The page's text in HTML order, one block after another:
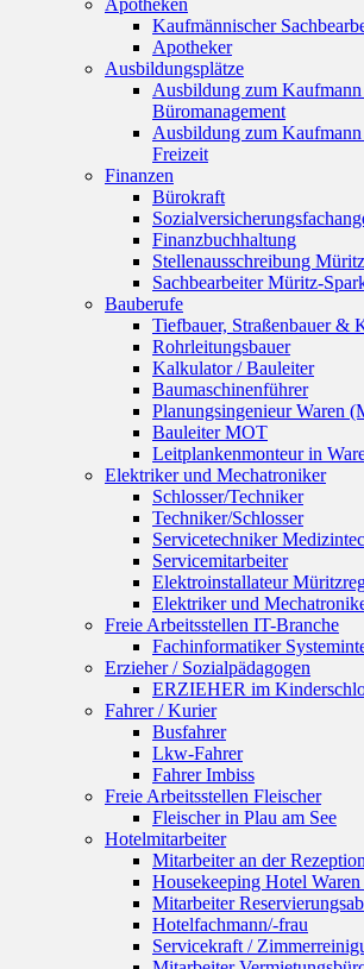
Apotheken
Kaufmännischer
Apotheker
Ausbildungsplätze
Ausbildung zum
Büromanagement
Ausbildung zum
Freizeit
Finanzen
Bürokraft
Finanzbuchhaltung
Stellenausschreibung
Sachbearbeiter Müritz-
Bauberufe
Tiefbauer, Straßenbauer &
Rohrleitungsbauer
Kalkulator / Bauleiter
Baumaschinenführer
Planungsingenieur Waren
Bauleiter MOT
Leitplankenmonteur in
Elektriker und Mechatroniker
Schlosser/Techniker
Techniker/Schlosser
Servicetechniker
Servicemitarbeiter
Elektroinstallateur
Elektriker und
Freie Arbeitsstellen IT-Branche
Fachinformatiker
Erzieher / Sozialpädagogen
ERZIEHER im
Fahrer / Kurier
Busfahrer
Lkw-Fahrer
Fahrer Imbiss
Freie Arbeitsstellen Fleischer
Fleischer in Plau am See
Hotelmitarbeiter
Mitarbeiter an der Rezeption
Housekeeping Hotel
Mitarbeiter
Hotelfachmann/-frau
Servicekraft /